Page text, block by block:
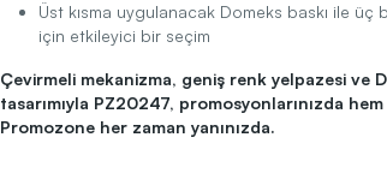
Üst kısma uygulanacak Domeks baskı ile
için etkileyici bir seçim
Çevirmeli mekanizma, geniş renk yelpazesi ve
tasarımıyla PZ20247, promosyonlarınızda
Promozone her zaman yanınızda.